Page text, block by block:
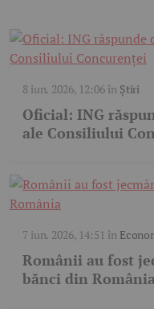
8 iun. 2026, 12:06în Știri
Oficial: ING
ale Consiliului
7 iun. 2026, 14:51 în
Românii au fost
bănci din